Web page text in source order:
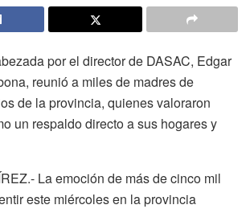
por el director de DASAC, Edgar
reunió a miles de madres de
de la provincia, quienes valoraron
un respaldo directo a sus hogares y
La emoción de más de cinco mil
este miércoles en la provincia